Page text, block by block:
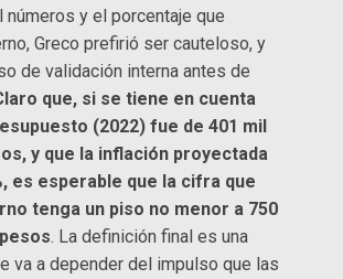
y el porcentaje que
Greco prefirió ser cauteloso, y
de validación interna antes de
que, si se tiene en cuenta
(2022) fue de 401 mil
y que la inflación proyectada
es esperable que la cifra que
tenga un piso no menor a 750
. La definición final es una
va a depender del impulso que las